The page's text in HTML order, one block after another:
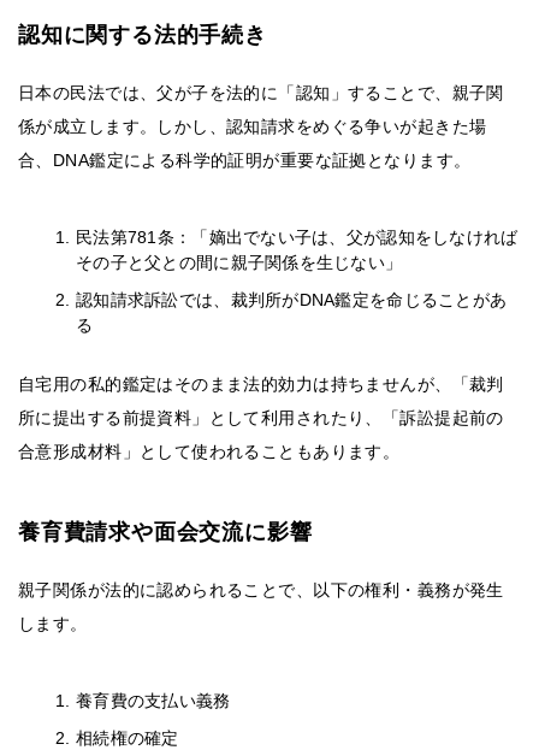
認知に関する法的手続き
日本の民法では、父が子を法的に「認知」することで、親子関
係が成立します。しかし、認知請求をめぐる争いが起きた場
合、DNA鑑定による科学的証明が重要な証拠となります。
民法第781条：「嫡出でない子は、父が認知をしなければ
その子と父との間に親子関係を生じない」
認知請求訴訟では、裁判所がDNA鑑定を命じることがあ
る
自宅用の私的鑑定はそのまま法的効力は持ちませんが、「裁判
所に提出する前提資料」として利用されたり、「訴訟提起前の
合意形成材料」として使われることもあります。
養育費請求や面会交流に影響
親子関係が法的に認められることで、以下の権利・義務が発生
します。
養育費の支払い義務
相続権の確定